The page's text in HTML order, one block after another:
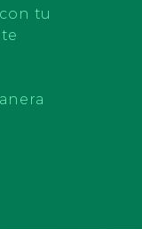
S.A.
tu